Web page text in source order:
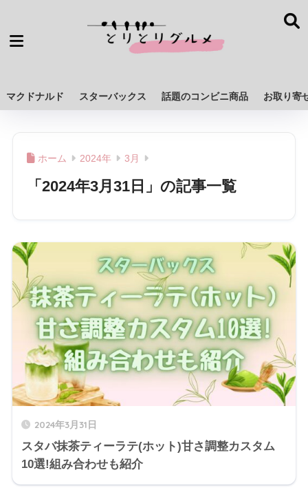
マクドナルド スターバックス 話題のコンビニ商品 お取り寄
ホーム 2024年 3月
「2024年3月31日」の記事一覧
2024年3月31日
スタバ抹茶ティーラテ(ホット)甘さ調整カスタム
10選!組み合わせも紹介